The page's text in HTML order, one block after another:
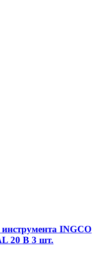
INGCO
20 В 3 шт.